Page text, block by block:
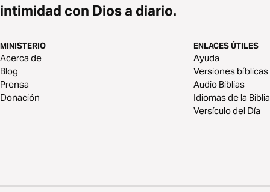
intimidad con Dios a diario.
MINISTERIO
Acerca de
Blog
Prensa
Donación
ENLACES ÚTILES
Ayuda
Versiones bíblicas
Audio Biblias
Idiomas de la Biblia
Versículo del Día